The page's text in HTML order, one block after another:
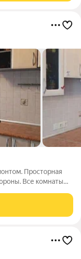
Просторная
Все комнаты
один раз увидеть "в